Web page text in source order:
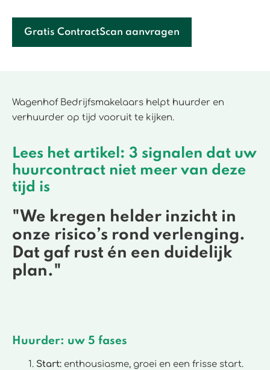
Gratis ContractScan aanvragen
Wagenhof Bedrijfsmakelaars helpt huurder en
verhuurder op tijd vooruit te kijken.
Lees het artikel: 3 signalen dat uw
huurcontract niet meer van deze
tijd is
"We kregen helder inzicht in
onze risico’s rond verlenging.
Dat gaf rust én een duidelijk
plan."
Huurder: uw 5 fases
Start: enthousiasme, groei en een frisse start.